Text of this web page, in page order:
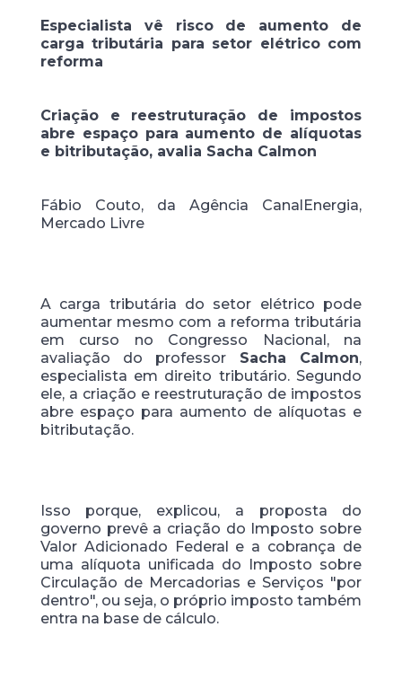
Especialista vê risco de aumento de
carga tributária para setor elétrico com
reforma
Criação e reestruturação de impostos
abre espaço para aumento de alíquotas
e bitributação, avalia Sacha Calmon
Fábio Couto, da Agência CanalEnergia,
Mercado Livre
A carga tributária do setor elétrico pode
aumentar mesmo com a reforma tributária
em curso no Congresso Nacional, na
avaliação do professor Sacha Calmon,
especialista em direito tributário. Segundo
ele, a criação e reestruturação de impostos
abre espaço para aumento de alíquotas e
bitributação.
Isso porque, explicou, a proposta do
governo prevê a criação do Imposto sobre
Valor Adicionado Federal e a cobrança de
uma alíquota unificada do Imposto sobre
Circulação de Mercadorias e Serviços "por
dentro", ou seja, o próprio imposto também
entra na base de cálculo.